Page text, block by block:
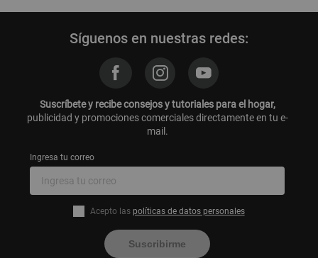
Síguenos en nuestras redes:
Suscríbete y recibe consejos y tutoriales para el hogar,
publicidad y promociones comerciales directamente en tu e-
mail.
Ingresa tu correo
Acepto las políticas de datos personales
Suscribirme